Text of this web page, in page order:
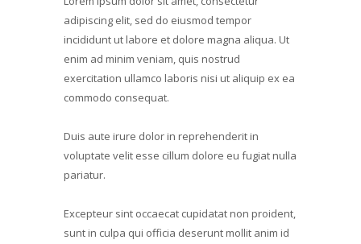
adipiscing elit, sed do eiusmod tempor
incididunt ut labore et dolore magna aliqua. Ut
enim ad minim veniam, quis nostrud
exercitation ullamco laboris nisi ut aliquip ex ea
commodo consequat.
Duis aute irure dolor in reprehenderit in
voluptate velit esse cillum dolore eu fugiat nulla
pariatur.
Excepteur sint occaecat cupidatat non proident,
sunt in culpa qui officia deserunt mollit anim id